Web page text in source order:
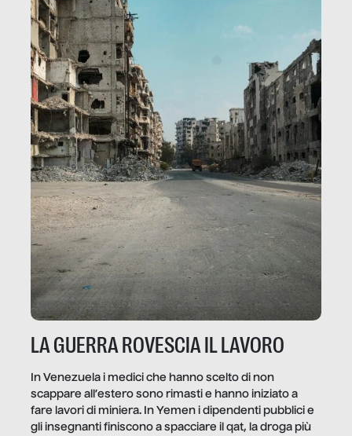
LA GUERRA ROVESCIA IL LAVORO
In Venezuela i medici che hanno scelto di non
scappare all’estero sono rimasti e hanno iniziato a
fare lavori di miniera. In Yemen i dipendenti pubblici e
gli insegnanti finiscono a spacciare il qat, la droga più